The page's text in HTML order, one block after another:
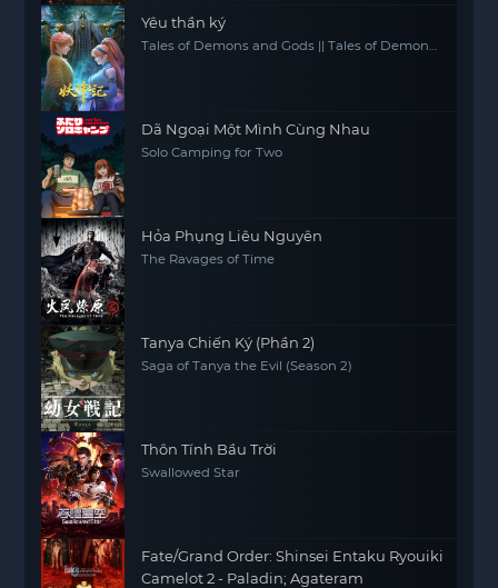
Yêu thần ký
Tales of Demons and Gods || Tales of Demon
Dã Ngoại Một Mình Cùng Nhau
Solo Camping for Two
Hỏa Phụng Liêu Nguyên
The Ravages of Time
Tanya Chiến Ký (Phần 2)
Saga of Tanya the Evil (Season 2)
Thôn Tính Bầu Trời
Swallowed Star
Fate/Grand Order: Shinsei Entaku Ryouiki
Camelot 2 - Paladin; Agateram